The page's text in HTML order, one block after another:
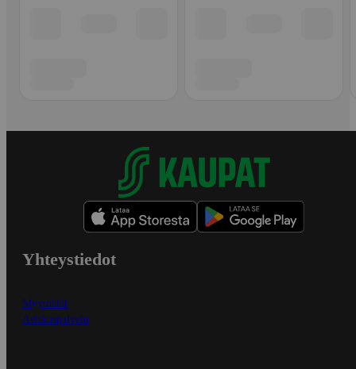
Yhteystiedot
Myymälät
Asiakaspalvelu